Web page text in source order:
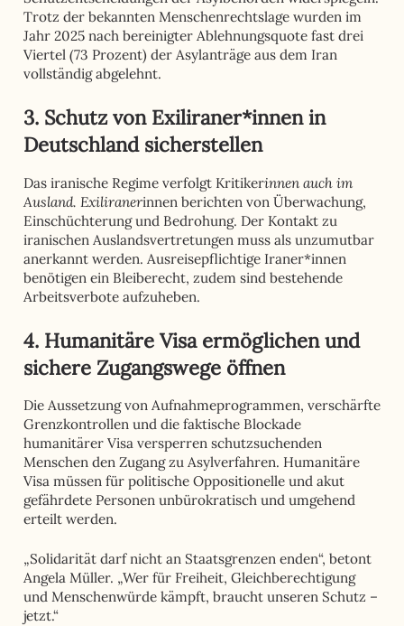
Trotz der bekannten Menschenrechtslage wurden im
Jahr 2025 nach bereinigter Ablehnungsquote fast drei
Viertel (73 Prozent) der Asylanträge aus dem Iran
vollständig abgelehnt.
3. Schutz von Exiliraner*innen in
Deutschland sicherstellen
Das iranische Regime verfolgt Kritikerinnen auch im
Ausland. Exiliranerinnen berichten von Überwachung,
Einschüchterung und Bedrohung. Der Kontakt zu
iranischen Auslandsvertretungen muss als unzumutbar
anerkannt werden. Ausreisepflichtige Iraner*innen
benötigen ein Bleiberecht, zudem sind bestehende
Arbeitsverbote aufzuheben.
4. Humanitäre Visa ermöglichen und
sichere Zugangswege öffnen
Die Aussetzung von Aufnahmeprogrammen, verschärfte
Grenzkontrollen und die faktische Blockade
humanitärer Visa versperren schutzsuchenden
Menschen den Zugang zu Asylverfahren. Humanitäre
Visa müssen für politische Oppositionelle und akut
gefährdete Personen unbürokratisch und umgehend
erteilt werden.
„Solidarität darf nicht an Staatsgrenzen enden“, betont
Angela Müller. „Wer für Freiheit, Gleichberechtigung
und Menschenwürde kämpft, braucht unseren Schutz –
jetzt.“